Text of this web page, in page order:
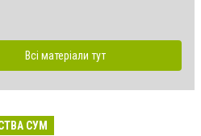
Всі матеріали тут
СУМ